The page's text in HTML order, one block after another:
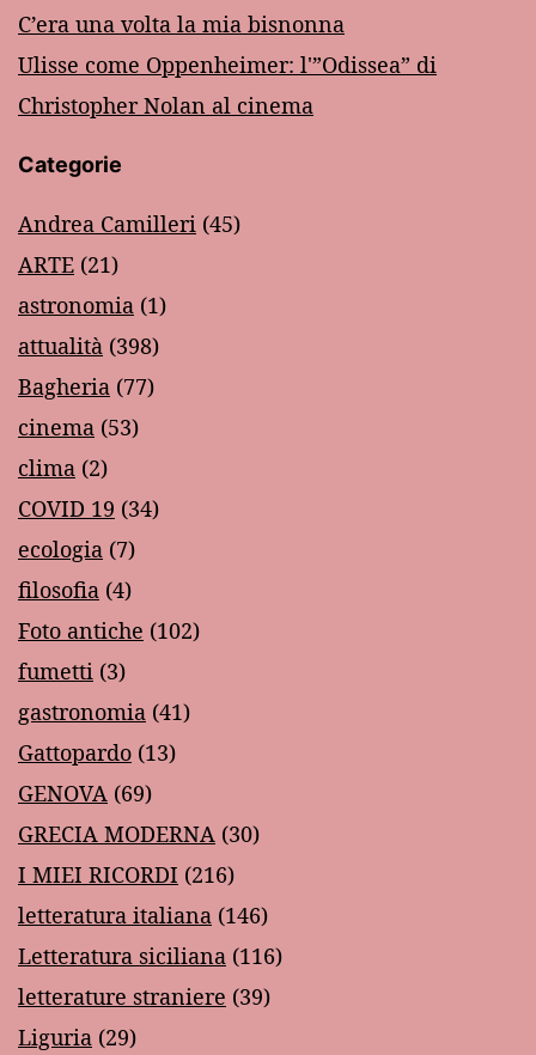
C’era una volta la mia bisnonna
Ulisse come Oppenheimer: l'”Odissea” di
Christopher Nolan al cinema
Categorie
Andrea Camilleri (45)
ARTE (21)
astronomia (1)
attualità (398)
Bagheria (77)
cinema (53)
clima (2)
COVID 19 (34)
ecologia (7)
filosofia (4)
Foto antiche (102)
fumetti (3)
gastronomia (41)
Gattopardo (13)
GENOVA (69)
GRECIA MODERNA (30)
I MIEI RICORDI (216)
letteratura italiana (146)
Letteratura siciliana (116)
letterature straniere (39)
Liguria (29)